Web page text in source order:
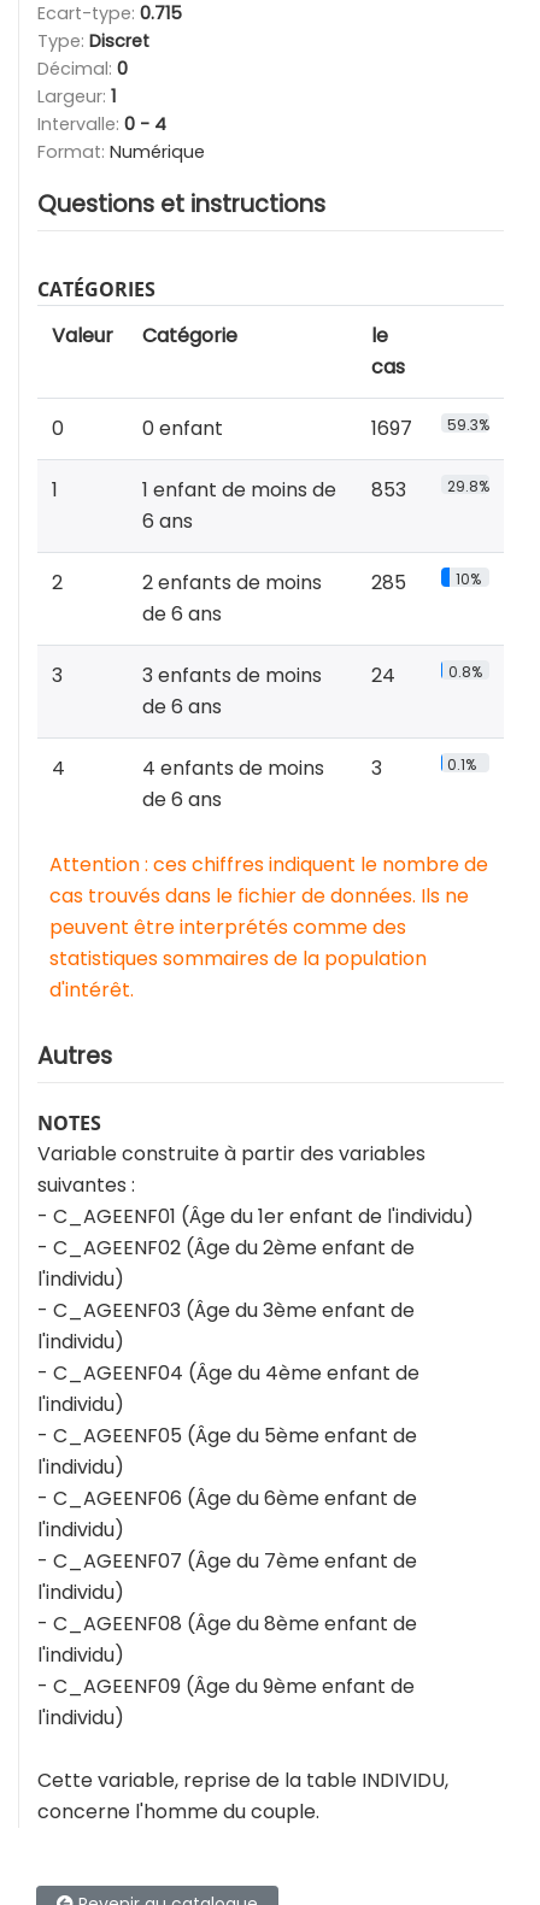
Ecart-type: 0.715
Type: Discret
Décimal: 0
Largeur: 1
Intervalle: 0 - 4
Format: Numérique
Questions et instructions
CATÉGORIES
Valeur Catégorie
le
cas
0 0 enfant 1697 59.3%
1
1 enfant de moins de
6 ans
853 29.8%
2
2 enfants de moins
de 6 ans
285 10%
3
3 enfants de moins
de 6 ans
24 0.8%
4
4 enfants de moins
de 6 ans
3 0.1%
Attention : ces chiffres indiquent le nombre de
cas trouvés dans le fichier de données. Ils ne
peuvent être interprétés comme des
statistiques sommaires de la population
d'intérêt.
Autres
NOTES
Variable construite à partir des variables
suivantes :
- C_AGEENF01 (Âge du 1er enfant de l'individu)
- C_AGEENF02 (Âge du 2ème enfant de
l'individu)
- C_AGEENF03 (Âge du 3ème enfant de
l'individu)
- C_AGEENF04 (Âge du 4ème enfant de
l'individu)
- C_AGEENF05 (Âge du 5ème enfant de
l'individu)
- C_AGEENF06 (Âge du 6ème enfant de
l'individu)
- C_AGEENF07 (Âge du 7ème enfant de
l'individu)
- C_AGEENF08 (Âge du 8ème enfant de
l'individu)
- C_AGEENF09 (Âge du 9ème enfant de
l'individu)
Cette variable, reprise de la table INDIVIDU,
concerne l'homme du couple.